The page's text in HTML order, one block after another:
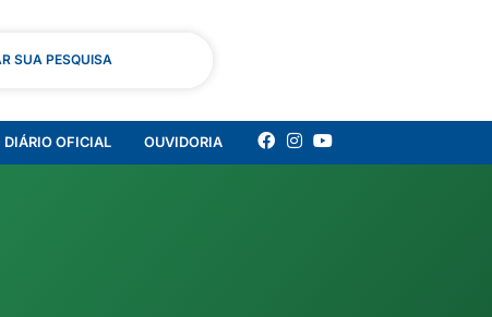
SUA PESQUISA
DIÁRIO OFICIAL OUVIDORIA